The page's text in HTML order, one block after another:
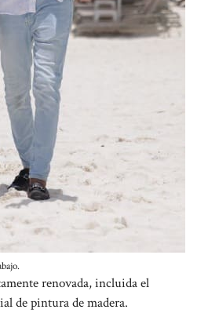
renovada, incluida el
de pintura de madera.